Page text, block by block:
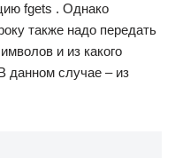
fgets . Однако
также надо передать
и из какого
данном случае ‒ из